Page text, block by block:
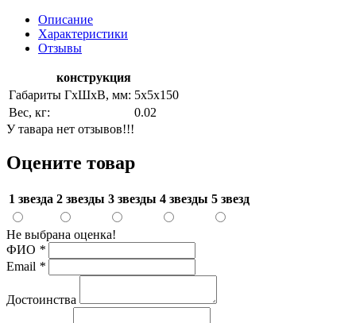
Описание
Характеристики
Отзывы
конструкция
Габариты ГхШхВ, мм: 5х5х150
Вес, кг:
0.02
У тавара нет отзывов!!!
Оцените товар
1 звезда 2 звезды 3 звезды 4 звезды 5 звезд
Не выбрана оценка!
ФИО *
Email *
Достоинства